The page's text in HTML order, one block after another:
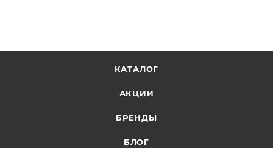
КАТАЛОГ
АКЦИИ
БРЕНДЫ
БЛОГ